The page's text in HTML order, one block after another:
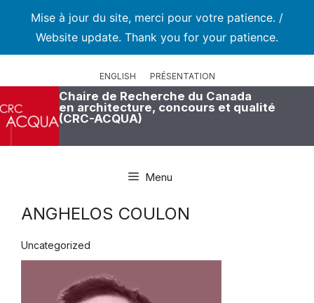
Mise à jour du site, merci pour votre patience. /
Website update. Thank you for your patience.
ENGLISH PRÉSENTATION
Chaire de Recherche du Canada
en architecture, concours et qualité
(CRC-ACQUA)
Menu
ANGHELOS COULON
Uncategorized